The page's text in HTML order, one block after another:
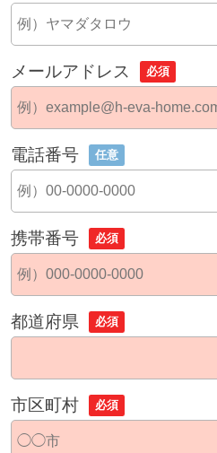
メールアドレス 必須
電話番号 任意
携帯番号 必須
都道府県 必須
市区町村 必須